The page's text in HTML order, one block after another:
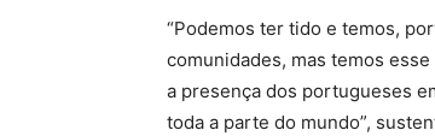
“Podemos ter tido e temos,
comunidades, mas temos
a presença dos portugueses
toda a parte do mundo”,